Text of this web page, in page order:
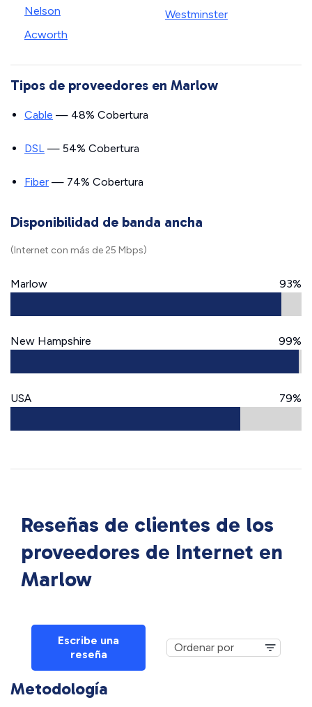
Nelson
Acworth
Westminster
Tipos de proveedores en Marlow
Cable — 48% Cobertura
DSL — 54% Cobertura
Fiber — 74% Cobertura
Disponibilidad de banda ancha
(Internet con más de 25 Mbps)
Marlow 93%
New Hampshire 99%
USA 79%
Reseñas de clientes de los
proveedores de Internet en
Marlow
Escribe una
reseña
Metodología